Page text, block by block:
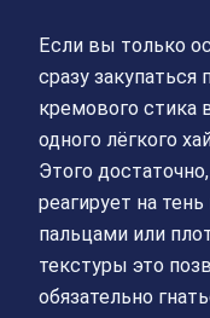
Если вы только
сразу закупаться
кремового стика
одного лёгкого
Этого
реагирует на
пальцами или
текстуры это
обязательно